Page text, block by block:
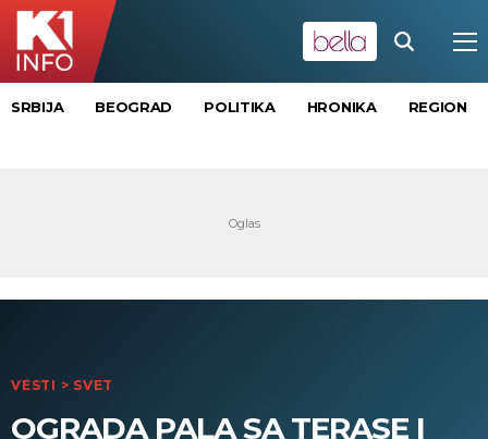
SRBIJA BEOGRAD POLITIKA HRONIKA REGION
VESTI > SVET
OGRADA PALA SA TERASE I